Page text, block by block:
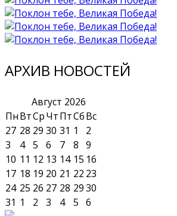
АРХИВ НОВОСТЕЙ
Август 2026
ПнВтСрЧтПтСбВс
27 28 29 30 31 1
2
3
4 5 6 7 8 9
10 11 12 13 14 15 16
17 18 19 20 21 22 23
24 25 26 27 28 2930
31 1 2 3 4 5 6